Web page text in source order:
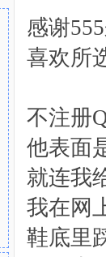
感谢
喜欢所
不注册
他表面
就连我
我在网
鞋底里